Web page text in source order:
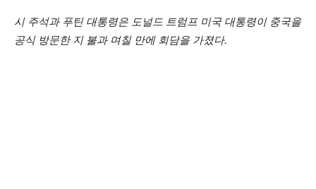
시 주석과 푸틴 대통령은 도널드 트럼프 미국 대통령이 중국을
공식 방문한 지 불과 며칠 만에 회담을 가졌다.